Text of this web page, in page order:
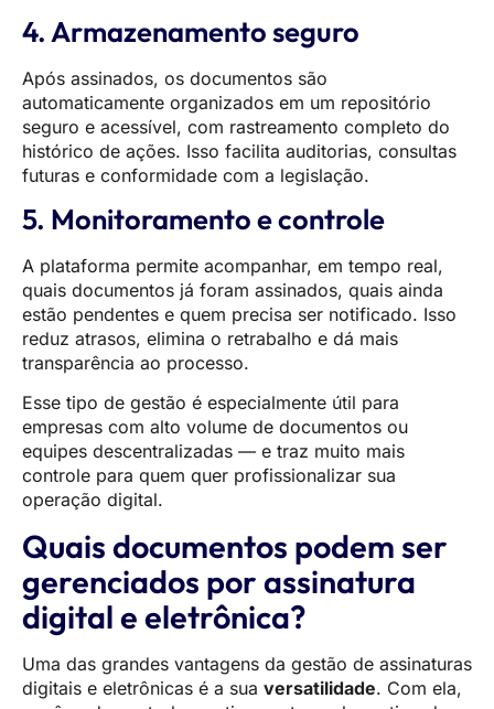
4. Armazenamento seguro
Após assinados, os documentos são
automaticamente organizados em um repositório
seguro e acessível, com rastreamento completo do
histórico de ações. Isso facilita auditorias, consultas
futuras e conformidade com a legislação.
5. Monitoramento e controle
A plataforma permite acompanhar, em tempo real,
quais documentos já foram assinados, quais ainda
estão pendentes e quem precisa ser notificado. Isso
reduz atrasos, elimina o retrabalho e dá mais
transparência ao processo.
Esse tipo de gestão é especialmente útil para
empresas com alto volume de documentos ou
equipes descentralizadas — e traz muito mais
controle para quem quer profissionalizar sua
operação digital.
Quais documentos podem ser
gerenciados por assinatura
digital e eletrônica?
Uma das grandes vantagens da gestão de assinaturas
digitais e eletrônicas é a sua versatilidade. Com ela,